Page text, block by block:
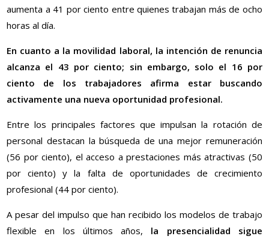
aumenta a 41 por ciento entre quienes trabajan más de ocho
horas al día.
En cuanto a la movilidad laboral, la intención de renuncia
alcanza el 43 por ciento; sin embargo, solo el 16 por
ciento de los trabajadores afirma estar buscando
activamente una nueva oportunidad profesional.
Entre los principales factores que impulsan la rotación de
personal destacan la búsqueda de una mejor remuneración
(56 por ciento), el acceso a prestaciones más atractivas (50
por ciento) y la falta de oportunidades de crecimiento
profesional (44 por ciento).
A pesar del impulso que han recibido los modelos de trabajo
flexible en los últimos años, la presencialidad sigue